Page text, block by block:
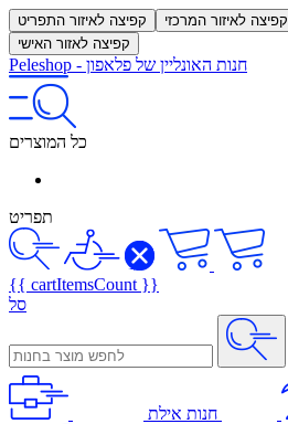
קפיצה לאיזור התפריט קפיצה לאיזור המרכזי
קפיצה לאזור האישי
Peleshop - חנות האונליין של פלאפון
כל המוצרים
תפריט
{{ cartItemsCount }}
סל
חנות אילת